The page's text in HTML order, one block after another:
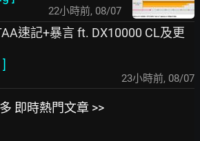
22小時前, 08/07
速記+暴言 ft. DX10000 CL及更
]
23小時前, 08/07
即時熱門文章 >>